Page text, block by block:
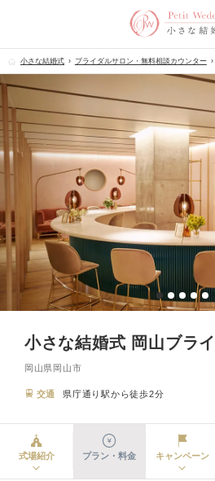
小さな結婚式 ブライダルサロン・無料相談カウンター
小さな結婚式 岡山ブラ
岡山県岡山市
交通 県庁通り駅から徒歩2分
式場紹介 プラン・料金 キャンペーン